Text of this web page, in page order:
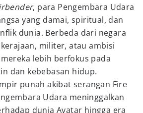
, para Pengembara Udara
yang damai, spiritual, dan
dunia. Berbeda dari negara
militer, atau ambisi
lebih berfokus pada
dan kebebasan hidup.
punah akibat serangan Fire
Udara meninggalkan
dunia Avatar hingga era